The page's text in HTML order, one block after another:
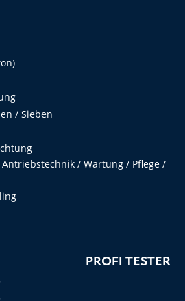
/ Sieben
/ Wartung / Pflege /
PROFI TESTER